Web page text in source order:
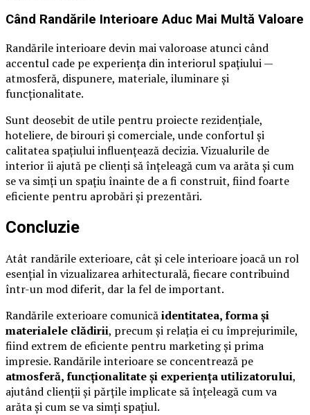
Când Randările Interioare Aduc Mai Multă Valoare
Randările interioare devin mai valoroase atunci când
accentul cade pe experiența din interiorul spațiului —
atmosferă, dispunere, materiale, iluminare și
funcționalitate.
Sunt deosebit de utile pentru proiecte rezidențiale,
hoteliere, de birouri și comerciale, unde confortul și
calitatea spațiului influențează decizia. Vizualurile de
interior îi ajută pe clienți să înțeleagă cum va arăta și cum
se va simți un spațiu înainte de a fi construit, fiind foarte
eficiente pentru aprobări și prezentări.
Concluzie
Atât randările exterioare, cât și cele interioare joacă un rol
esențial în vizualizarea arhitecturală, fiecare contribuind
într-un mod diferit, dar la fel de important.
Randările exterioare comunicăidentitatea, forma și
materialele clădirii, precum și relația ei cu împrejurimile,
fiind extrem de eficiente pentru marketing și prima
impresie. Randările interioare se concentrează pe
atmosferă, funcționalitate și experiența utilizatorului,
ajutând clienții și părțile implicate să înțeleagă cum va
arăta și cum se va simți spațiul.